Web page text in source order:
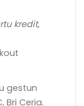
kredit,
gestun
Bri Ceria.